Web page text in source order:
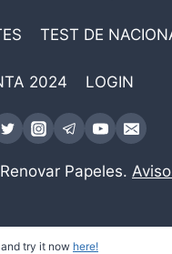
TEST DE
2024 LOGIN
Papeles.
try it now here!